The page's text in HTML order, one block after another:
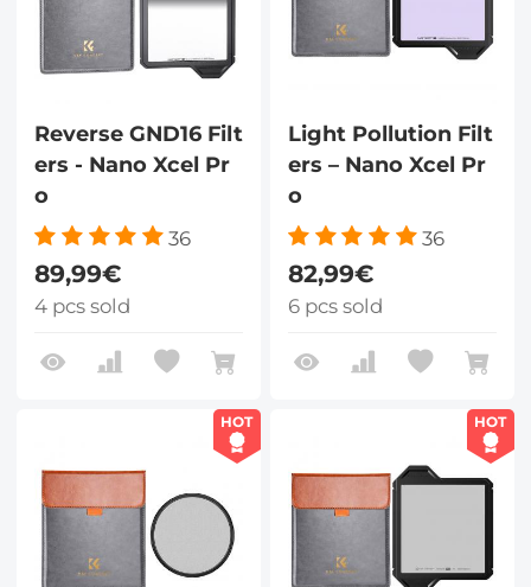
Reverse GND16 Filt
ers - Nano Xcel Pr
o
36
89,99€
4 pcs sold
Light Pollution Filt
ers – Nano Xcel Pr
o
36
82,99€
6 pcs sold
HOT HOT